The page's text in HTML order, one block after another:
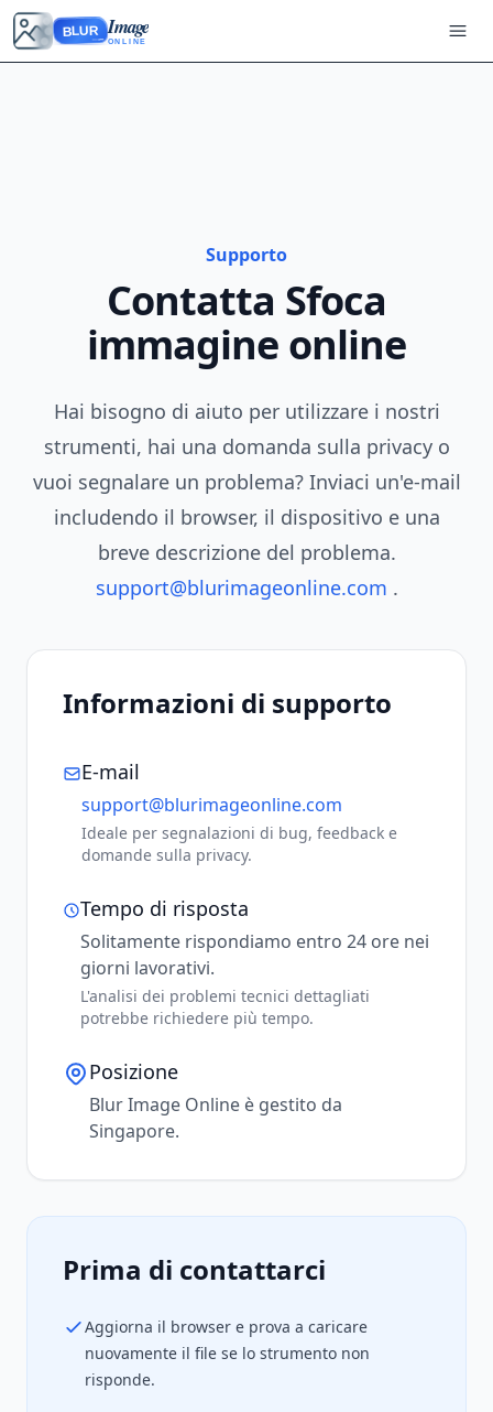
BLUR Image
ONLINE
Supporto
Contatta Sfoca
immagine online
Hai bisogno di aiuto per utilizzare i nostri
strumenti, hai una domanda sulla privacy o
vuoi segnalare un problema? Inviaci un'e-mail
includendo il browser, il dispositivo e una
breve descrizione del problema.
support@blurimageonline.com .
Informazioni di supporto
E-mail
support@blurimageonline.com
Ideale per segnalazioni di bug, feedback e
domande sulla privacy.
Tempo di risposta
Solitamente rispondiamo entro 24 ore nei
giorni lavorativi.
L'analisi dei problemi tecnici dettagliati
potrebbe richiedere più tempo.
Posizione
Blur Image Online è gestito da
Singapore.
Prima di contattarci
Aggiorna il browser e prova a caricare
nuovamente il file se lo strumento non
risponde.